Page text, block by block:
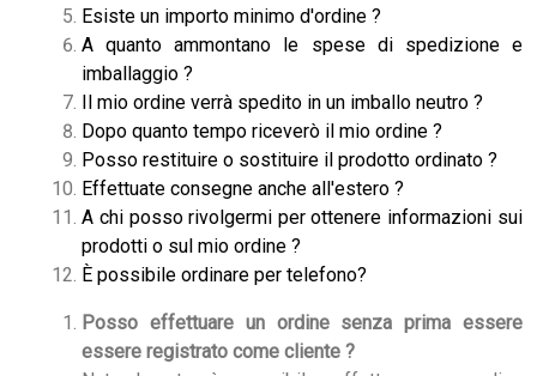
Esiste un importo minimo d'ordine ?
A quanto ammontano le spese di spedizione e
imballaggio ?
Il mio ordine verrà spedito in un imballo neutro ?
Dopo quanto tempo riceverò il mio ordine ?
Posso restituire o sostituire il prodotto ordinato ?
Effettuate consegne anche all'estero ?
A chi posso rivolgermi per ottenere informazioni sui
prodotti o sul mio ordine ?
È possibile ordinare per telefono?
Posso effettuare un ordine senza prima essere
essere registrato come cliente ?